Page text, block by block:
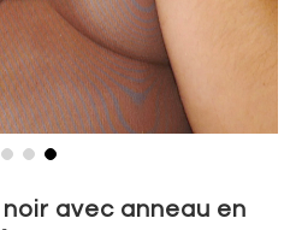
avec anneau en